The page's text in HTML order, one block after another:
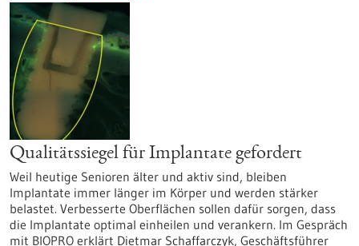
Qualitätssiegel für Implantate gefordert
Weil heutige Senioren älter und aktiv sind, bleiben
Implantate immer länger im Körper und werden stärker
belastet. Verbesserte Oberflächen sollen dafür sorgen, dass
die Implantate optimal einheilen und verankern. Im Gespräch
mit BIOPRO erklärt Dietmar Schaffarczyk, Geschäftsführer